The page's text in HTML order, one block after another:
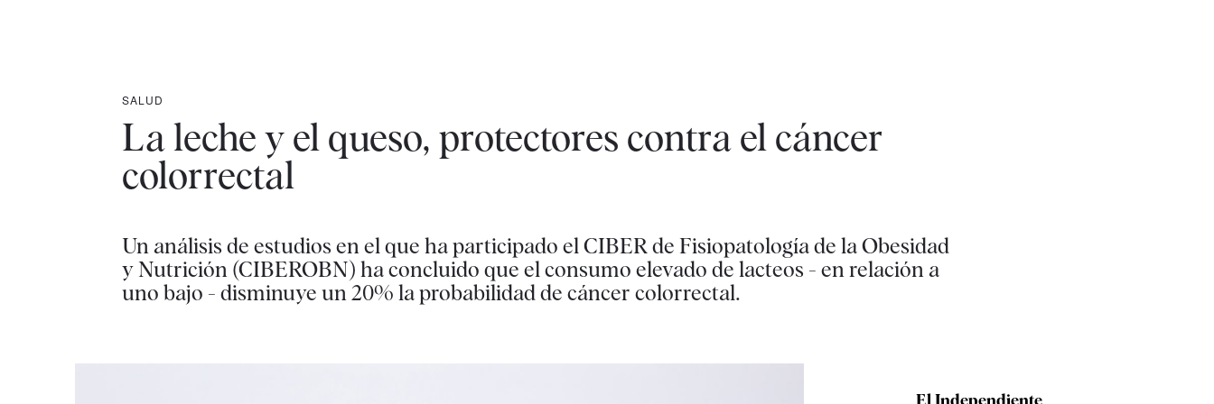
SALUD
La leche y el queso, protectores contra el cáncer
colorrectal
Un análisis de estudios en el que ha participado el CIBER de Fisiopatología de la Obesidad
y Nutrición (CIBEROBN) ha concluido que el consumo elevado de lacteos - en relación a
uno bajo - disminuye un 20% la probabilidad de cáncer colorrectal.
El Independiente